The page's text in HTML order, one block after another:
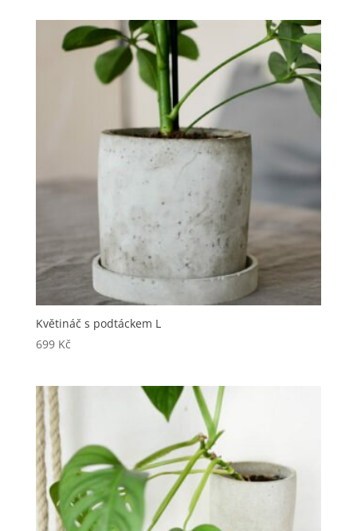
Květináč s podtáckem L
699 Kč